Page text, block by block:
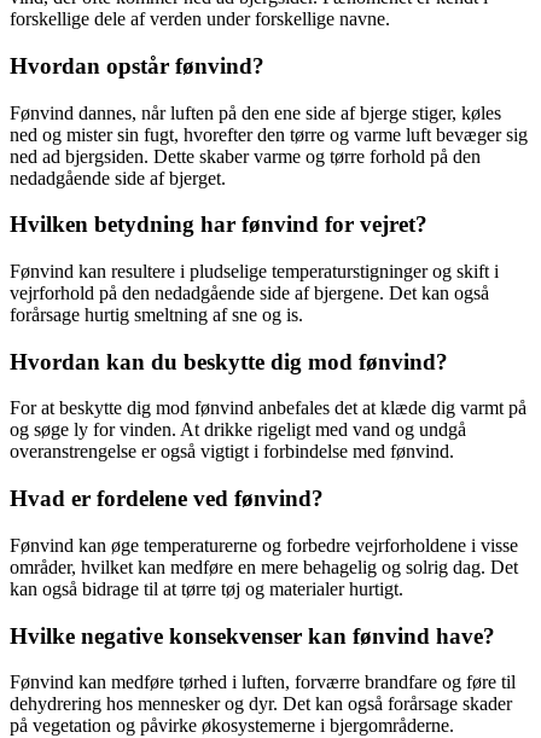
forskellige dele af verden under forskellige navne.
Hvordan opstår fønvind?
Fønvind dannes, når luften på den ene side af bjerge stiger, køles
ned og mister sin fugt, hvorefter den tørre og varme luft bevæger sig
ned ad bjergsiden. Dette skaber varme og tørre forhold på den
nedadgående side af bjerget.
Hvilken betydning har fønvind for vejret?
Fønvind kan resultere i pludselige temperaturstigninger og skift i
vejrforhold på den nedadgående side af bjergene. Det kan også
forårsage hurtig smeltning af sne og is.
Hvordan kan du beskytte dig mod fønvind?
For at beskytte dig mod fønvind anbefales det at klæde dig varmt på
og søge ly for vinden. At drikke rigeligt med vand og undgå
overanstrengelse er også vigtigt i forbindelse med fønvind.
Hvad er fordelene ved fønvind?
Fønvind kan øge temperaturerne og forbedre vejrforholdene i visse
områder, hvilket kan medføre en mere behagelig og solrig dag. Det
kan også bidrage til at tørre tøj og materialer hurtigt.
Hvilke negative konsekvenser kan fønvind have?
Fønvind kan medføre tørhed i luften, forværre brandfare og føre til
dehydrering hos mennesker og dyr. Det kan også forårsage skader
på vegetation og påvirke økosystemerne i bjergområderne.